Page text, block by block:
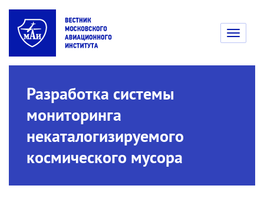
Toggle
Разработка системы
мониторинга
некаталогизируемого
космического мусора